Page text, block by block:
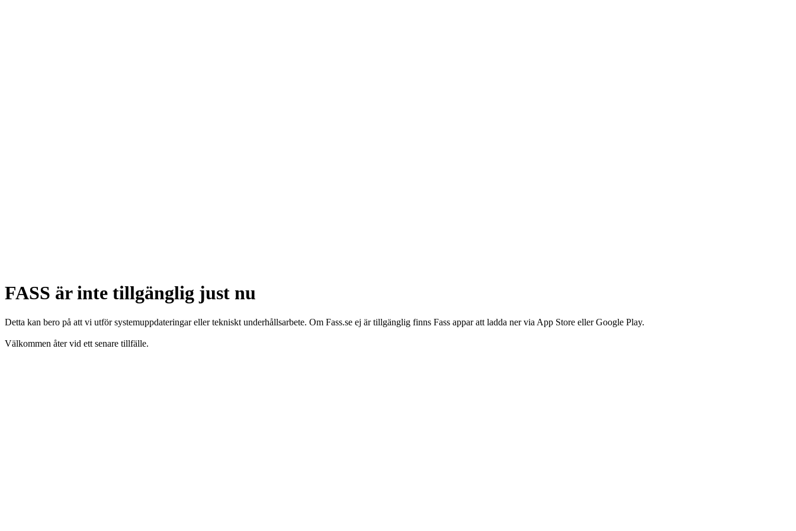
FASS är inte tillgänglig just nu
Detta kan bero på att vi utför systemuppdateringar eller tekniskt underhållsarbete. Om Fass.se ej är tillgänglig finns Fass appar att ladda ner via App Store eller Google Play.
Välkommen åter vid ett senare tillfälle.